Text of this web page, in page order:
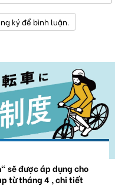
ký để bình luận.
sẽ được áp dụng cho
từ tháng 4 , chi tiết